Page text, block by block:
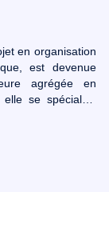
en organisation
est devenue
agrégée en
se spécialise
de Limoges. Elle